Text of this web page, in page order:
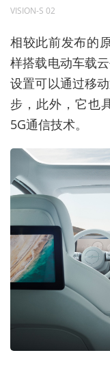
VISION-S 02
相较此前发布的
样搭载电动车载
设置可以通过移
步，此外，它也
5G通信技术。